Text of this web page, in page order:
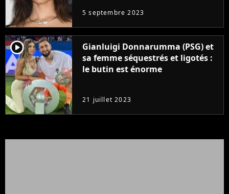
5 septembre 2023
player2
Gianluigi Donnarumma (PSG) et
sa femme séquestrés et ligotés :
le butin est énorme
21 juillet 2023